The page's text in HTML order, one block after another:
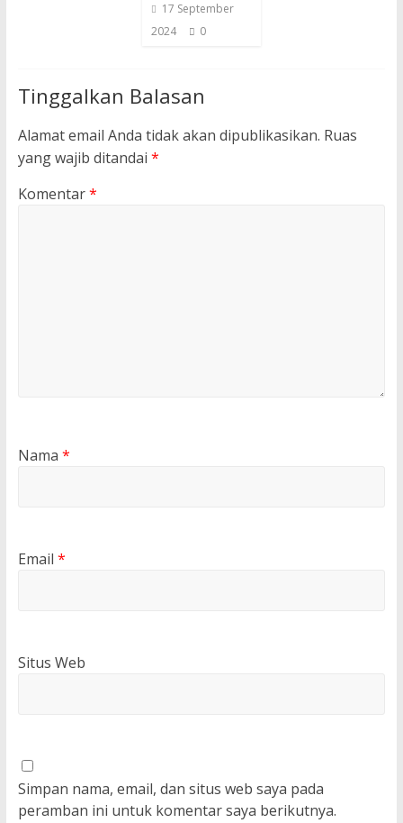
17 September
2024
0
Tinggalkan Balasan
Alamat email Anda tidak akan dipublikasikan. Ruas
yang wajib ditandai *
Komentar*
Nama *
Email *
Situs Web
Simpan nama, email, dan situs web saya pada
peramban ini untuk komentar saya berikutnya.